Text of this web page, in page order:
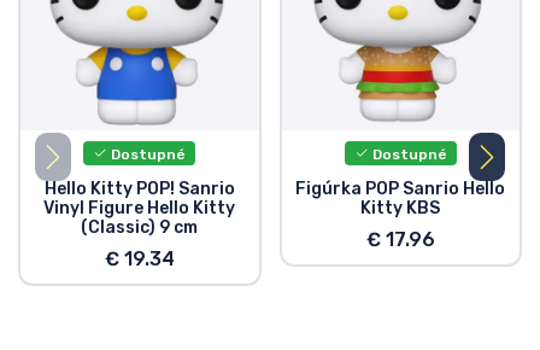
Dostupné
Hello Kitty POP! Sanrio
Vinyl Figure Hello Kitty
(Classic) 9 cm
€ 19.34
Dostupné
Figúrka POP Sanrio Hello
Kitty KBS
€ 17.96